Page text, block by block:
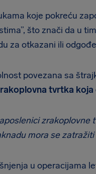
koje pokreću
što znači da u
za otkazani ili
povezana sa
tvrtka
zrakoplovne
mora se
u operacijama